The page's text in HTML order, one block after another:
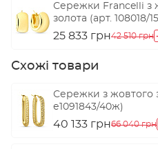
Сережки Francelli з
золота (арт. 108018/
25 833 грн42 510 грн
Схожі товари
Сережки з жовтого
е1091843/40ж)
40 133 грн66 040 грн